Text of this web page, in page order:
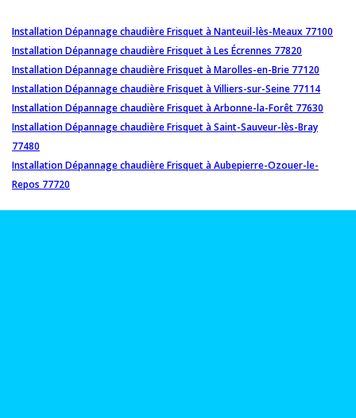
Installation Dépannage chaudière Frisquet à Nanteuil-lès-Meaux 77100
Installation Dépannage chaudière Frisquet à Les Écrennes 77820
Installation Dépannage chaudière Frisquet à Marolles-en-Brie 77120
Installation Dépannage chaudière Frisquet à Villiers-sur-Seine 77114
Installation Dépannage chaudière Frisquet à Arbonne-la-Forêt 77630
Installation Dépannage chaudière Frisquet à Saint-Sauveur-lès-Bray
77480
Installation Dépannage chaudière Frisquet à Aubepierre-Ozouer-le-
Repos 77720